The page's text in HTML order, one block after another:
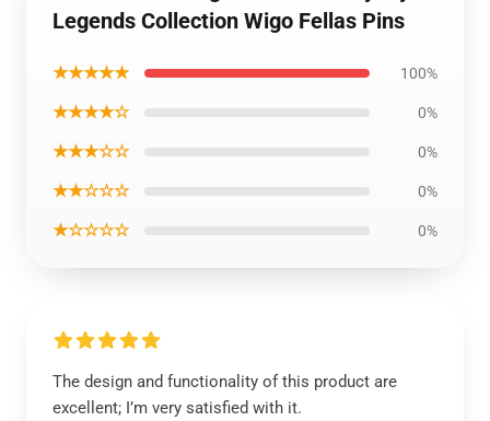
Legends Collection Wigo Fellas Pins
★★★★★ 100%
★★★★☆ 0%
★★★☆☆ 0%
★★☆☆☆ 0%
★☆☆☆☆ 0%
The design and functionality of this product are
excellent; I’m very satisfied with it.